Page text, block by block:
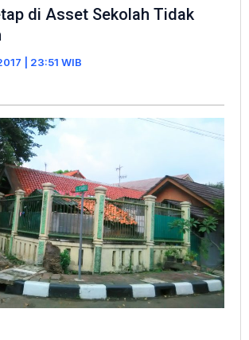
di
Sekolah
Mau
Pindah
di Asset Sekolah Tidak
| 23:51 WIB